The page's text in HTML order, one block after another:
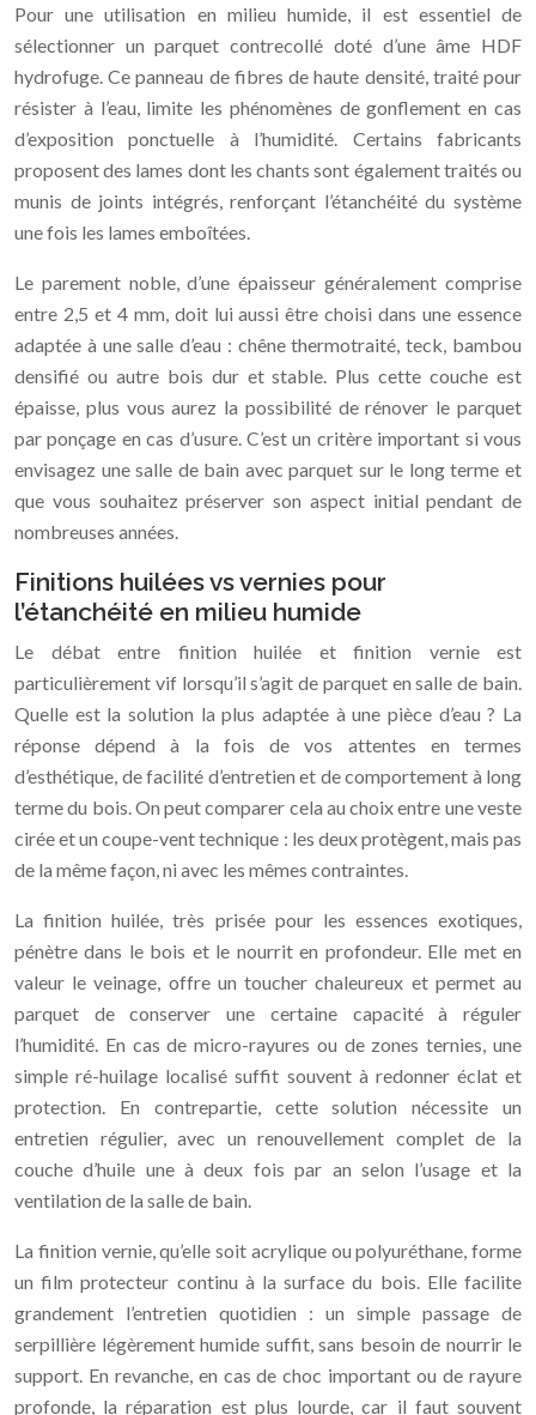
Pour une utilisation en milieu humide, il est essentiel de
sélectionner un parquet contrecollé doté d’une âme HDF
hydrofuge. Ce panneau de fibres de haute densité, traité pour
résister à l’eau, limite les phénomènes de gonflement en cas
d’exposition ponctuelle à l’humidité. Certains fabricants
proposent des lames dont les chants sont également traités ou
munis de joints intégrés, renforçant l’étanchéité du système
une fois les lames emboîtées.
Le parement noble, d’une épaisseur généralement comprise
entre 2,5 et 4 mm, doit lui aussi être choisi dans une essence
adaptée à une salle d’eau : chêne thermotraité, teck, bambou
densifié ou autre bois dur et stable. Plus cette couche est
épaisse, plus vous aurez la possibilité de rénover le parquet
par ponçage en cas d’usure. C’est un critère important si vous
envisagez une salle de bain avec parquet sur le long terme et
que vous souhaitez préserver son aspect initial pendant de
nombreuses années.
Finitions huilées vs vernies pour
l’étanchéité en milieu humide
Le débat entre finition huilée et finition vernie est
particulièrement vif lorsqu’il s’agit de parquet en salle de bain.
Quelle est la solution la plus adaptée à une pièce d’eau ? La
réponse dépend à la fois de vos attentes en termes
d’esthétique, de facilité d’entretien et de comportement à long
terme du bois. On peut comparer cela au choix entre une veste
cirée et un coupe-vent technique : les deux protègent, mais pas
de la même façon, ni avec les mêmes contraintes.
La finition huilée, très prisée pour les essences exotiques,
pénètre dans le bois et le nourrit en profondeur. Elle met en
valeur le veinage, offre un toucher chaleureux et permet au
parquet de conserver une certaine capacité à réguler
l’humidité. En cas de micro-rayures ou de zones ternies, une
simple ré-huilage localisé suffit souvent à redonner éclat et
protection. En contrepartie, cette solution nécessite un
entretien régulier, avec un renouvellement complet de la
couche d’huile une à deux fois par an selon l’usage et la
ventilation de la salle de bain.
La finition vernie, qu’elle soit acrylique ou polyuréthane, forme
un film protecteur continu à la surface du bois. Elle facilite
grandement l’entretien quotidien : un simple passage de
serpillière légèrement humide suffit, sans besoin de nourrir le
support. En revanche, en cas de choc important ou de rayure
profonde, la réparation est plus lourde, car il faut souvent